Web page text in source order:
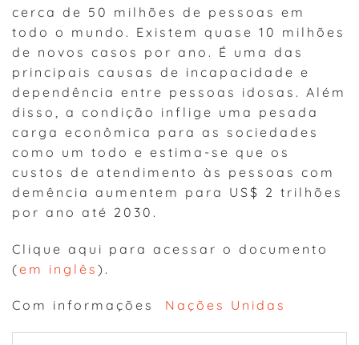
cerca de 50 milhões de pessoas em
todo o mundo. Existem quase 10 milhões
de novos casos por ano. É uma das
principais causas de incapacidade e
dependência entre pessoas idosas. Além
disso, a condição inflige uma pesada
carga econômica para as sociedades
como um todo e estima-se que os
custos de atendimento às pessoas com
demência aumentem para US$ 2 trilhões
por ano até 2030.
Clique aqui para acessar o documento
(em inglês ).
Com informações Nações Unidas